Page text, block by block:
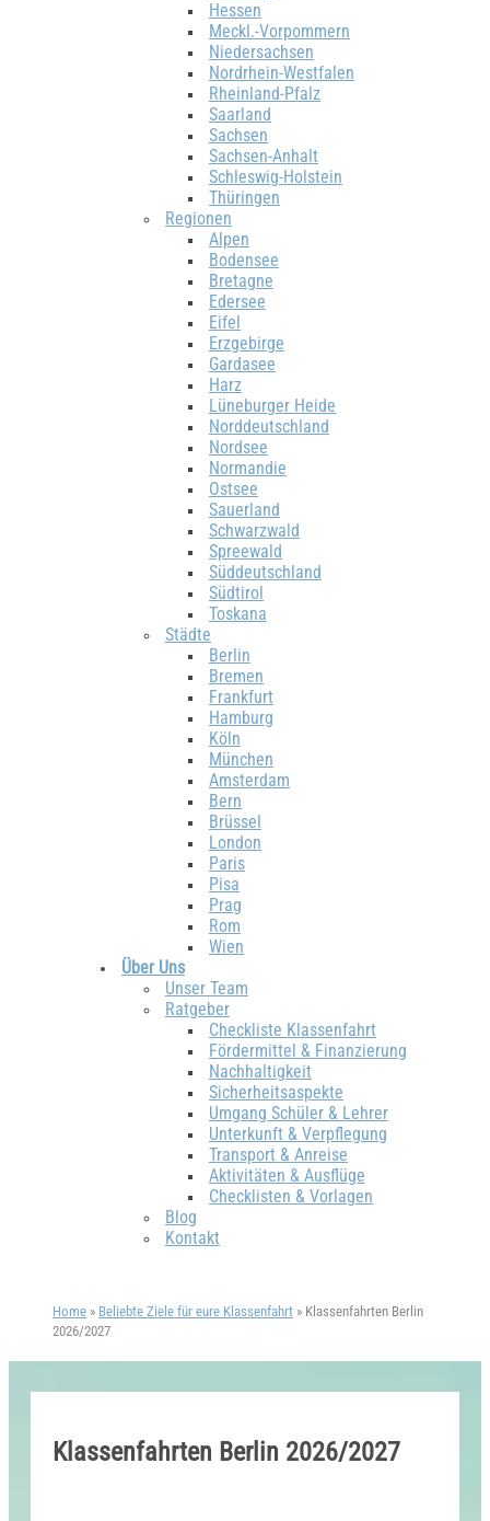
Hessen
Meckl.-Vorpommern
Niedersachsen
Nordrhein-Westfalen
Rheinland-Pfalz
Saarland
Sachsen
Sachsen-Anhalt
Schleswig-Holstein
Thüringen
Regionen
Alpen
Bodensee
Bretagne
Edersee
Eifel
Erzgebirge
Gardasee
Harz
Lüneburger Heide
Norddeutschland
Nordsee
Normandie
Ostsee
Sauerland
Schwarzwald
Spreewald
Süddeutschland
Südtirol
Toskana
Städte
Berlin
Bremen
Frankfurt
Hamburg
Köln
München
Amsterdam
Bern
Brüssel
London
Paris
Pisa
Prag
Rom
Wien
Über Uns
Unser Team
Ratgeber
Checkliste Klassenfahrt
Fördermittel & Finanzierung
Nachhaltigkeit
Sicherheitsaspekte
Umgang Schüler & Lehrer
Unterkunft & Verpflegung
Transport & Anreise
Aktivitäten & Ausflüge
Checklisten & Vorlagen
Blog
Kontakt
Home » Beliebte Ziele für eure Klassenfahrt » Klassenfahrten Berlin
2026/2027
Klassenfahrten Berlin 2026/2027